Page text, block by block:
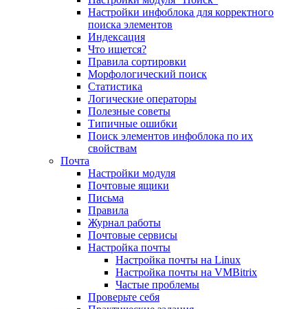
Настройки инфоблока для корректного
поиска элементов
Индексация
Что ищется?
Правила сортировки
Морфологический поиск
Статистика
Логические операторы
Полезные советы
Типичные ошибки
Поиск элементов инфоблока по их
свойствам
Почта
Настройки модуля
Почтовые ящики
Письма
Правила
Журнал работы
Почтовые сервисы
Настройка почты
Настройка почты на Linux
Настройка почты на VMBitrix
Частые проблемы
Проверьте себя